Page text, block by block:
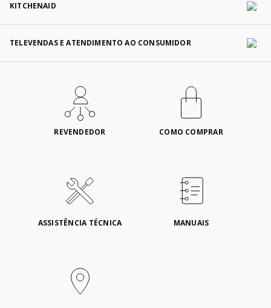
KITCHENAID
TELEVENDAS E ATENDIMENTO AO CONSUMIDOR
REVENDEDOR COMO COMPRAR
ASSISTÊNCIA TÉCNICA MANUAIS